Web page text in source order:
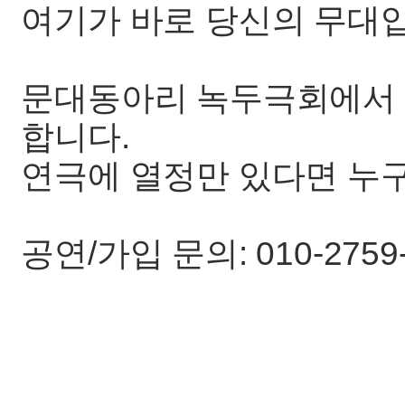
여기가 바로 당신의 무대
문대동아리 녹두극회에
합니다.
연극에 열정만 있다면 누
공연/가입 문의: 010-